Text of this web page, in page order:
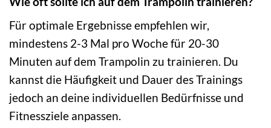
Für optimale Ergebnisse empfehlen wir,
mindestens 2-3 Mal pro Woche für 20-30
Minuten auf dem Trampolin zu trainieren. Du
kannst die Häufigkeit und Dauer des Trainings
jedoch an deine individuellen Bedürfnisse und
Fitnessziele anpassen.